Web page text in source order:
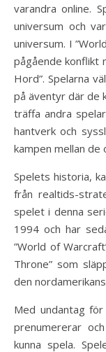
varandra online.
universum och
universum. I
pågående konflikt
Hord”. Spelarna
på äventyr där de
träffa andra
hantverk och
kampen mellan de
Spelets historia,
från realtids-
spelet i denna
1994 och har
”World of
Throne” som
den
Med undantag
prenumererar
kunna spela.